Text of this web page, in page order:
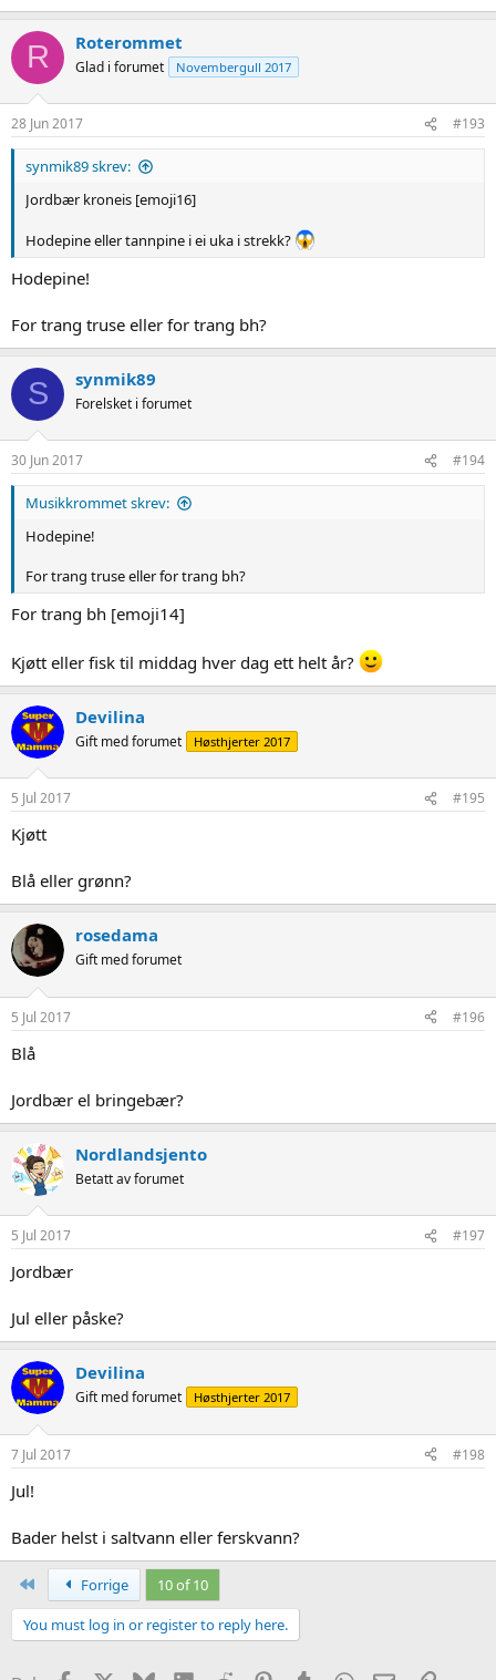
R Roterommet
Glad i forumet Novembergull 2017
28 Jun 2017 #193
synmik89 skrev:
Jordbær kroneis [emoji16]
Hodepine eller tannpine i ei uka i strekk?
Hodepine!
For trang truse eller for trang bh?
S synmik89
Forelsket i forumet
30 Jun 2017 #194
Musikkrommet skrev:
Hodepine!
For trang truse eller for trang bh?
For trang bh [emoji14]
Kjøtt eller fisk til middag hver dag ett helt år?
Devilina
Gift med forumet Høsthjerter 2017
5 Jul 2017 #195
Kjøtt
Blå eller grønn?
rosedama
Gift med forumet
5 Jul 2017 #196
Blå
Jordbær el bringebær?
Nordlandsjento
Betatt av forumet
5 Jul 2017 #197
Jordbær
Jul eller påske?
Devilina
Gift med forumet Høsthjerter 2017
7 Jul 2017 #198
Jul!
Bader helst i saltvann eller ferskvann?
Forrige
10 of 10
You must log in or register to reply here.